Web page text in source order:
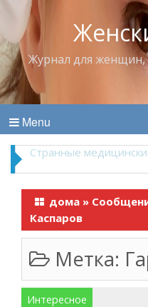
Журнал для женщин,
Menu
Что пить в жару
дома »
Каспаров
Метка:
Интересное